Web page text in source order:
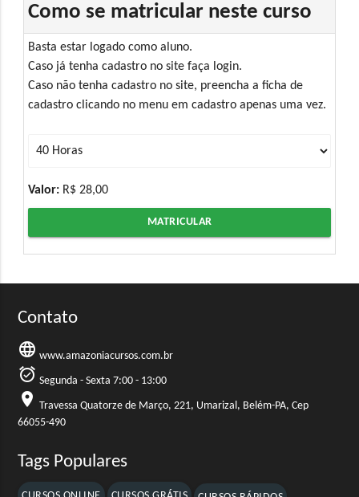
Como se matricular neste curso
Basta estar logado como aluno.
Caso já tenha cadastro no site faça login.
Caso não tenha cadastro no site, preencha a ficha de
cadastro clicando no menu em cadastro apenas uma vez.
Valor: R$ 28,00
MATRICULAR
Contato
language www.amazoniacursos.com.br
alarm_on Segunda - Sexta 7:00 - 13:00
location_on Travessa Quatorze de Março, 221, Umarizal, Belém-PA, Cep
66055-490
Tags Populares